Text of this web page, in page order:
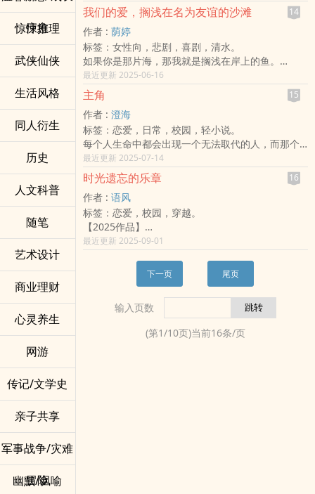
疗愈
惊悚推理
武侠仙侠
生活风格
同人衍生
历史
人文科普
随笔
艺术设计
商业理财
心灵养生
网游
传记/文学史
亲子共享
军事战争/灾难
冒险
幽默/讽喻
∞ Chapter04(3)开始会出现令人不适的性相关内
容，有类似创伤或经历的宝宝们自行斟酌观看！
※小狐狸封面超感谢湮儿友情赞助制作，这阵子先换
上粉粉的封
请点→ 【凛湮儿友情连结♥】 ヽ（゜∀゜）
(图片为网路图片 出于微博设计 插画 如有侵权立即
撤下)
如洋葱般剥开一层又一层的秘密，宛如，记忆中零
散的碎片。
如果，当初我能及时的保护妳──
「说不定对方当初对你是抱着感谢之情呢？」那个
女孩不以为意说着。
我可以，再一次的，去用心保护一个人吗？
在充满碎片的青春中，总是有人可以给我勇气，让
我无所畏惧的走下去。
tag：双向暗恋、双向赴奔、治愈
*,.▤‥‥‥‥‥‥‥‥‥‥‥‥‥‥‥‥‥‥‥
▤,.**,.▤‥‥‥‥‥‥‥‥‥‥‥‥‥‥‥‥‥‥‥▤,.*
➽收藏这本故事莳会很感谢，但这本是莳自己写出来
的，也只在莳的popo上及cxc连载，请勿抄袭跟转
载，感谢:)。
➽书封现为自制 感谢夏沫(委托)，希煦、芯虹、谕鱼
赠封
我发现，原来我从来没有画下句点，而是画下了逗
点，让我们的故事继续延续下去……
更文 | 2016/09/06已完结。
书封 | 感谢问花、原来逝水不流返的美制、点雪叶
心的美赠，图源网路，侵权即撤。
歌曲 | 《小幸运》- 田馥甄。
续作 | 《我认识妳，妳不认识我。》
贴心小提醒：里头有爆多脏话请小心食用哦。
☆有关于我真人真事改编的作品还可以走 -《当你的
女主角。》、《猜猜看。》
这本是我2014年的某一天突然写起的故事，是我的
处女作。
此篇是真人真事改编，回忆有一大部分都是真实
的，对我意义非常重大，请勿抄袭谢谢。
他人厌恶的模样。
十四岁对柳湮而言是个重大转泪点，班导师的一句
话压垮了她心中最后一根稻草。
叛逆从她躯壳油然而生，成为令所有人都头痛的问
题孩子。
在一次巧合下，她邂逅了十三年前那位和她搭起爱
情小桥的他。
再次相见，他试着唤起记忆中柳湮善良的模样，然
而一切都太难了。
这个社会没有简单的生存法则，尤其落在受害者与
加害人。
「你喜欢夕阳吗？」
「我很喜欢夕阳，因为它阐述着世间最悲伤的色
▎小声说... ▎本书仅在此平台连载 请勿搬运、抄袭
▎书封 ▎崠吉(赠)、荞奶(练)
▎伪hashtags ▎#+9 #（炸）虾妹 ＃青少年社会议
题
▎又名 ▎好想爱这个世界啊
▎爆点 ▎室友说希望我写完不会变瞎妹（我才不
▎饲料 ▎壳以用留言喂食十点半就想吃午餐的阿珞
▎IG ▎@luohsin(戳爆它 找我玩ㄇㄚ
我们的爱，搁浅在名为友谊的沙滩 14
作者 : 荫婷
标签：女性向，悲剧，喜剧，清水。
如果你是那片海，那我就是搁浅在岸上的鱼。
我曾经想过同时爱着两个人，是什么感觉？
为什么她能够以一颗心就倾尽所有，用如此激烈的
方式表达她对两个人的爱？
然而我从来没得到个答案，也没有像她这么勇敢，
所以最后我也只能对其中一人这么说──
「Merci.」
---
Facebook @ 荫婷
BASS游戏
猎奇恶搞短篇
制作书封的阿初（自初）
最近更新 2025-06-16
主角 15
作者 : 澄海
标签：恋爱，日常，校园，轻小说。
每个人生命中都会出现一个无法取代的人，而那个
人在我身上，又有多不一样呢...?
夏天璟，人如其名，充满阳光、温暖、受同学与师
长的欢迎。相信很多人的人生都会有这样一号人物
的存在。
在我眼中，他就是我故事的男主角，而我只是一个
做配角，我努力追逐他的身影，直到能与他并肩的
那一天…。
最近更新 2025-07-14
时光遗忘的乐章 16
作者 : 语风
标签：恋爱，校园，穿越。
【2025作品】
我好像忘记了什么很重要的事。
那是关于我和你的，藏在时空缝隙中、不为人知的
不知出于什么原因，我被困在了校园的钟楼内，
直到「他」弹奏了那段令我莫名熟悉的旋律，我才
得以逃脱。
可是……他究竟为何知晓我的名字？
当我离开钟楼，熟悉的世界变了，我回到了过去。
最近更新 2025-09-01
下一页 尾页
输入页数
(第1/10页)当前16条/页